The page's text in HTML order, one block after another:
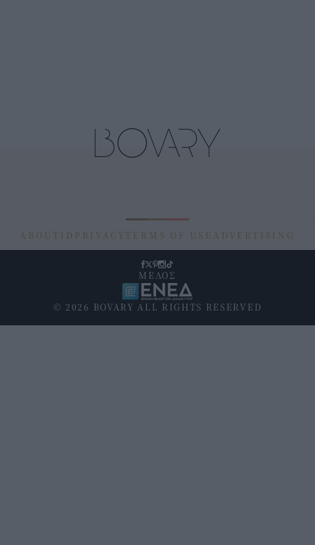
ABOUT ID PRIVACY TERMS OF USE ADVERTISING
© 2026 BOVARY ALL RIGHTS RESERVED
ΜΕΛΟΣ